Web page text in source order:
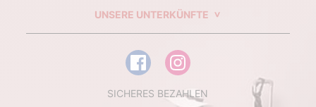
UNSERE UNTERKÜNFTE
SICHERES BEZAHLEN